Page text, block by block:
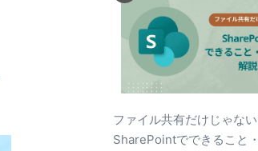
ファイル共有だけじゃない
SharePointでできること